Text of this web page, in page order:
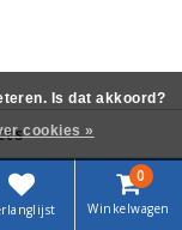
0
Winkelwagen
Is dat akkoord?
cookies »